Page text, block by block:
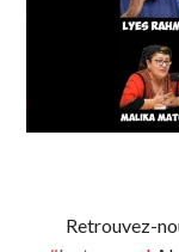
Retrouvez-